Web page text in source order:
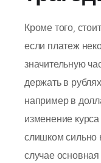
Кроме того,
если платеж
значительную
держать в
например в
изменение
слишком сильно
случае